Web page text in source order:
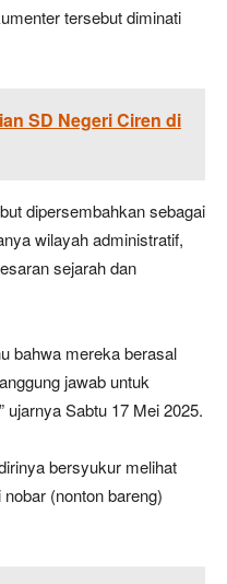
tersebut diminati
SD Negeri Ciren di
dipersembahkan sebagai
wilayah administratif,
sejarah dan
bahwa mereka berasal
jawab untuk
ujarnya Sabtu 17 Mei 2025.
bersyukur melihat
(nonton bareng)